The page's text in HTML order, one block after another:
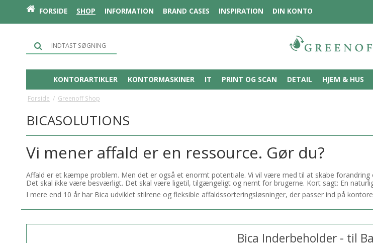
FORSIDE SHOP INFORMATION BRAND CASES INSPIRATION DIN KONTO
KONTORARTIKLER KONTORMASKINER IT PRINT OG SCAN DETAIL HJEM & HUS
Forside / Greenoff Shop
BICASOLUTIONS
Vi mener affald er en ressource. Gør du?
Affald er et kæmpe problem. Men det er også et enormt potentiale. Vi vil være med til at skabe
Det skal ikke være besværligt. Det skal være ligetil, tilgængeligt og nemt for brugerne. Kort sagt: En
I mere end 10 år har Bica udviklet stilrene og fleksible affaldssorteringsløsninger, der passer ind på
Bica Inderbeholder - til